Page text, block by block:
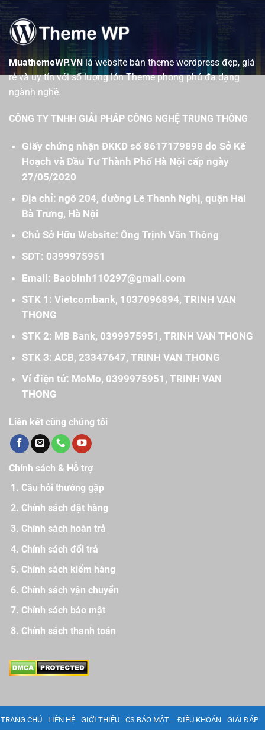
MuathemeWP.VNlà website bán theme wordpress đẹp, giá
rẻ và uy tín với số lượng lớn Theme phong phú đa dạng
ngành nghề.
CÔNG TY TNHH GIẢI PHÁP CÔNG NGHỆ TRUNG THÔNG
Giấy chứng nhận ĐKKD số 8617179898 do Sở Kế
Hoạch và Đầu Tư Thành Phố Hà Nội cấp ngày
27/05/2020
Địa chỉ: ngõ 204, đường Lê Thanh Nghị, quận Hai
Bà Trưng, Hà Nội
Chủ Sở Hữu Website: Ông Trịnh Văn Thông
SĐT: 0399975951
Email: Baobinh110297@gmail.com
STK 1: Vietcombank, 1037096894, TRINH VAN
THONG
STK 2: MB Bank, 0399975951, TRINH VAN THONG
STK 3: ACB, 23347647, TRINH VAN THONG
Ví điện tử: MoMo, 0399975951, TRINH VAN
THONG
Liên kết cùng chúng tôi
Chính sách & Hỗ trợ
Câu hỏi thường gặp
Chính sách đặt hàng
Chính sách hoàn trả
Chính sách đổi trả
Chính sách kiểm hàng
Chính sách vận chuyển
Chính sách bảo mật
Chính sách thanh toán
TRANG CHỦ LIÊN HỆ GIỚI THIỆU CS BẢO MẬT ĐIỀU KHOẢN GIẢI ĐÁP